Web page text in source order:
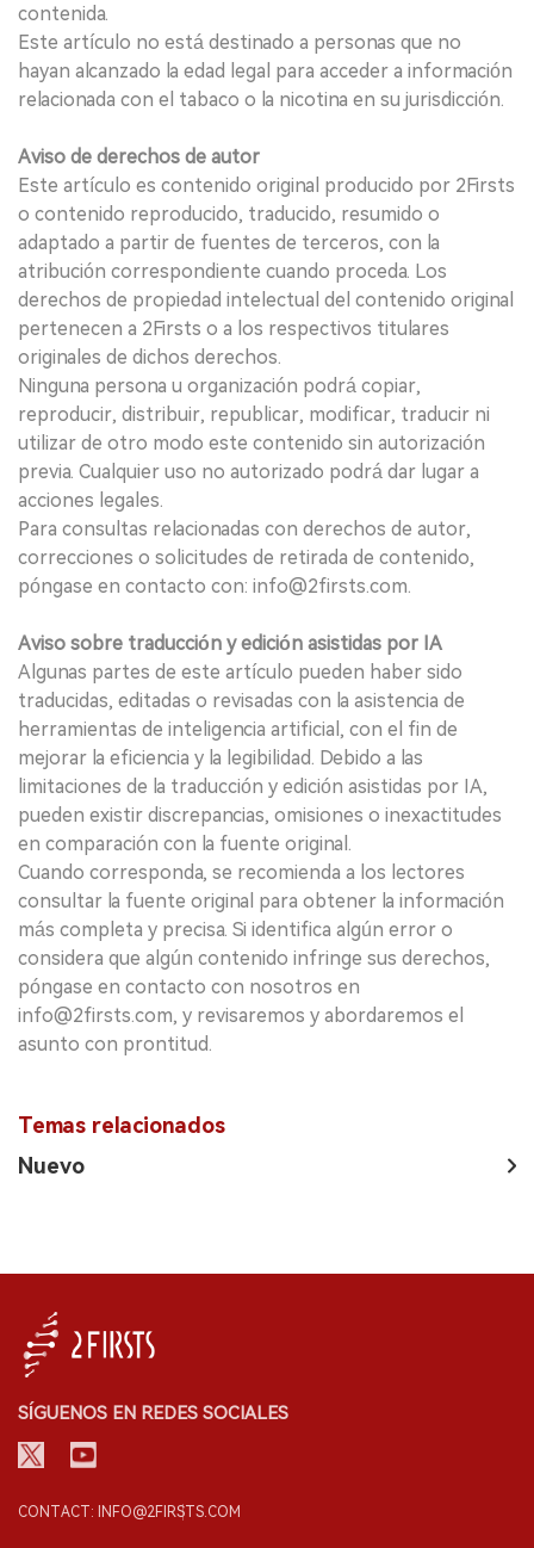
contenida.
Este artículo no está destinado a personas que no
hayan alcanzado la edad legal para acceder a información
relacionada con el tabaco o la nicotina en su jurisdicción.
Aviso de derechos de autor
Este artículo es contenido original producido por 2Firsts
o contenido reproducido, traducido, resumido o
adaptado a partir de fuentes de terceros, con la
atribución correspondiente cuando proceda. Los
derechos de propiedad intelectual del contenido original
pertenecen a 2Firsts o a los respectivos titulares
originales de dichos derechos.
Ninguna persona u organización podrá copiar,
reproducir, distribuir, republicar, modificar, traducir ni
utilizar de otro modo este contenido sin autorización
previa. Cualquier uso no autorizado podrá dar lugar a
acciones legales.
Para consultas relacionadas con derechos de autor,
correcciones o solicitudes de retirada de contenido,
póngase en contacto con: info@2firsts.com.
Aviso sobre traducción y edición asistidas por IA
Algunas partes de este artículo pueden haber sido
traducidas, editadas o revisadas con la asistencia de
herramientas de inteligencia artificial, con el fin de
mejorar la eficiencia y la legibilidad. Debido a las
limitaciones de la traducción y edición asistidas por IA,
pueden existir discrepancias, omisiones o inexactitudes
en comparación con la fuente original.
Cuando corresponda, se recomienda a los lectores
consultar la fuente original para obtener la información
más completa y precisa. Si identifica algún error o
considera que algún contenido infringe sus derechos,
póngase en contacto con nosotros en
info@2firsts.com, y revisaremos y abordaremos el
asunto con prontitud.
Temas relacionados
Nuevo
SÍGUENOS EN REDES SOCIALES
CONTACT: INFO@2FIRSTS.COM